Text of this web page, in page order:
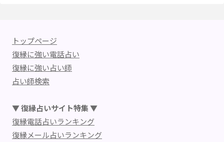
トップページ
復縁に強い電話占い
復縁に強い占い師
占い師検索
▼ 復縁占いサイト特集 ▼
復縁電話占いランキング
復縁メール占いランキング